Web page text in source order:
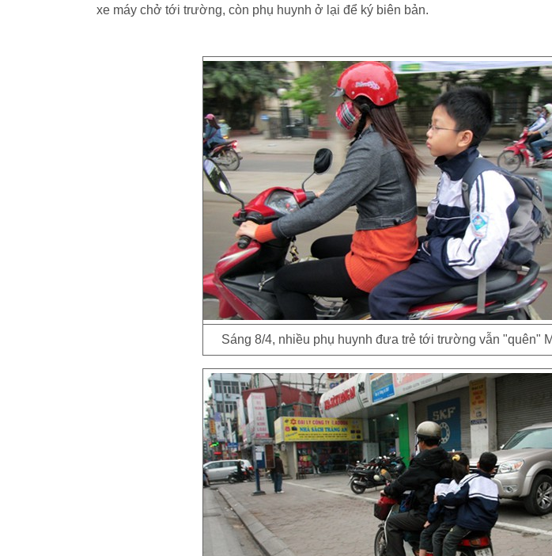
xe máy chở tới trường, còn phụ huynh ở lại để ký biên bản.
Sáng 8/4, nhiều phụ huynh đưa trẻ tới trường vẫn "quên"